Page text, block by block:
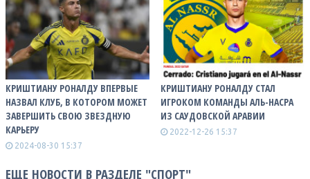
КРИШТИАНУ РОНАЛДУ ВПЕРВЫЕ
НАЗВАЛ КЛУБ, В КОТОРОМ МОЖЕТ
ЗАВЕРШИТЬ СВОЮ ЗВЕЗДНУЮ
КАРЬЕРУ
2024-08-30 15:37
КРИШТИАНУ РОНАЛДУ СТАЛ
ИГРОКОМ КОМАНДЫ АЛЬ-НАСРА
ИЗ САУДОВСКОЙ АРАВИИ
2022-12-26 15:37
ЕЩЕ НОВОСТИ В РАЗДЕЛЕ "СПОРТ"